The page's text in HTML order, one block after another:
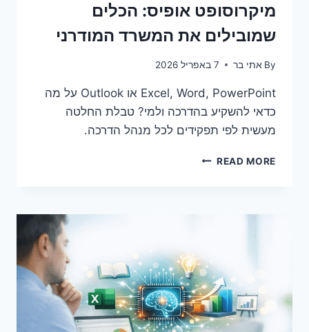
מיקרוסופט אופיס: הכלים
שמובילים את המשרד המודרני
By אתי בר 7 באפריל 2026
Excel, Word, PowerPoint או Outlook על מה
כדאי להשקיע בהדרכה ולמי? טבלת החלטה
מעשית לפי תפקידים לכל מנהל הדרכה.
READ MOREמיקרוסופט